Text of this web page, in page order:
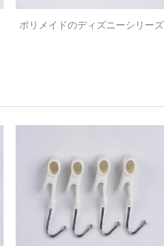
ポリメイドのディズニーシリーズ